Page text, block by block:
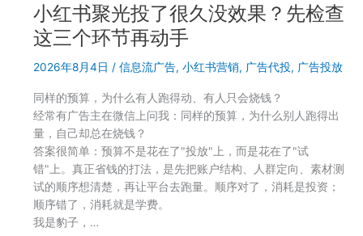
节
出
了
问
计
划
前
30
ROI
很
漂
亮
后
面
为
什
小红书聚光投了很久没效果？先检查
这三个环节再动手
2026年8月4日 / 信息流广告, 小红书营销, 广告代投, 广告投放
同样的预算，为什么有人跑得动、有人只会烧钱？
经常有广告主在微信上问我：同样的预算，为什么别人跑得出
量，自己却总在烧钱？
答案很简单：预算不是花在了"投放"上，而是花在了"试
错"上。真正省钱的打法，是先把账户结构、人群定向、素材测
试的顺序想清楚，再让平台去跑量。顺序对了，消耗是投资；
顺序错了，消耗就是学费。
我是豹子，…